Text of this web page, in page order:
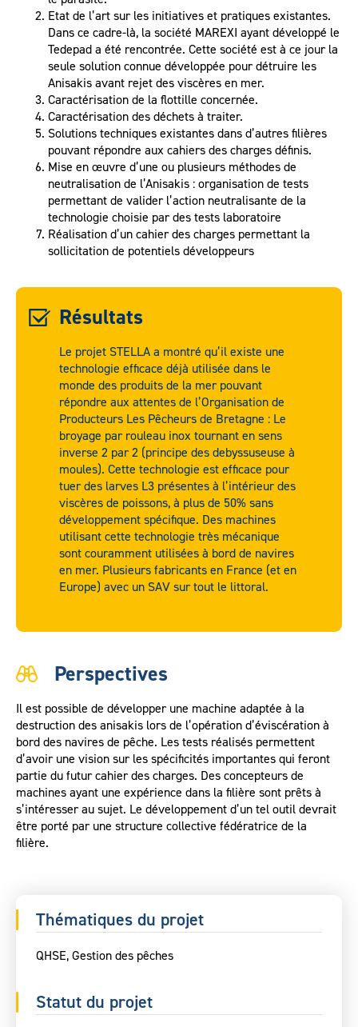
Etat de l’art sur les initiatives et pratiques existantes.
Dans ce cadre-là, la société MAREXI ayant développé le
Tedepad a été rencontrée. Cette société est à ce jour la
seule solution connue développée pour détruire les
Anisakis avant rejet des viscères en mer.
Caractérisation de la flottille concernée.
Caractérisation des déchets à traiter.
Solutions techniques existantes dans d’autres filières
pouvant répondre aux cahiers des charges définis.
Mise en œuvre d’une ou plusieurs méthodes de
neutralisation de l’Anisakis : organisation de tests
permettant de valider l’action neutralisante de la
technologie choisie par des tests laboratoire
Réalisation d’un cahier des charges permettant la
sollicitation de potentiels développeurs
Résultats
Le projet STELLA a montré qu’il existe une
technologie efficace déjà utilisée dans le
monde des produits de la mer pouvant
répondre aux attentes de l’Organisation de
Producteurs Les Pêcheurs de Bretagne : Le
broyage par rouleau inox tournant en sens
inverse 2 par 2 (principe des debyssuseuse à
moules). Cette technologie est efficace pour
tuer des larves L3 présentes à l’intérieur des
viscères de poissons, à plus de 50% sans
développement spécifique. Des machines
utilisant cette technologie très mécanique
sont couramment utilisées à bord de navires
en mer. Plusieurs fabricants en France (et en
Europe) avec un SAV sur tout le littoral.
Perspectives
Il est possible de développer une machine adaptée à la
destruction des anisakis lors de l’opération d’éviscération à
bord des navires de pêche. Les tests réalisés permettent
d’avoir une vision sur les spécificités importantes qui feront
partie du futur cahier des charges. Des concepteurs de
machines ayant une expérience dans la filière sont prêts à
s’intéresser au sujet. Le développement d’un tel outil devrait
être porté par une structure collective fédératrice de la
filière.
Thématiques du projet
QHSE, Gestion des pêches
Statut du projet